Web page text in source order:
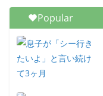
Popular